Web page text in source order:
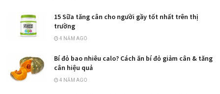
15 Sữa tăng cân cho người gầy tốt nhất trên thị
trường
4 NĂM AGO
Bí đỏ bao nhiêu calo? Cách ăn bí đỏ giảm cân & tăng
cân hiệu quả
4 NĂM AGO